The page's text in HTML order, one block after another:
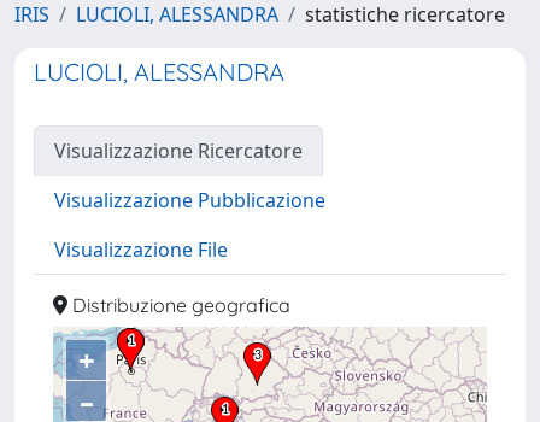
IRIS LUCIOLI, ALESSANDRA statistiche ricercatore
LUCIOLI, ALESSANDRA
Visualizzazione Ricercatore
Visualizzazione Pubblicazione
Visualizzazione File
Distribuzione geografica
+
–